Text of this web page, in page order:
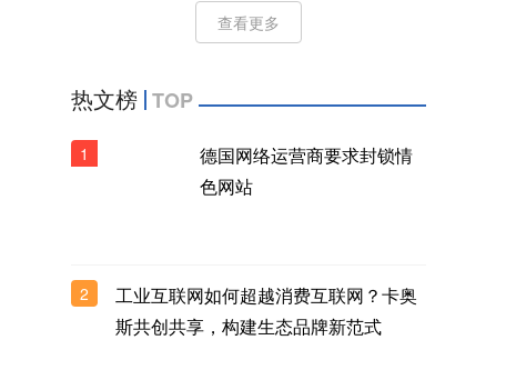
查看更多
热文榜 TOP
1
德国网络运营商要求封锁情
色网站
2
工业互联网如何超越消费互联网？卡奥
斯共创共享，构建生态品牌新范式